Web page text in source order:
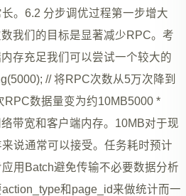
。6.2 分步调优过程第一步增大
我们的目标是显著减少RPC。考
存充足我们可以尝试一个较大的
// 将RPC次数从5万次降到
RPC数据量变为约10MB5000 *
带宽和客户端内存。10MB对于现
说通常可以接受。任务耗时预计
用Batch避免传输不必要数据分析
和page_id来做统计而一